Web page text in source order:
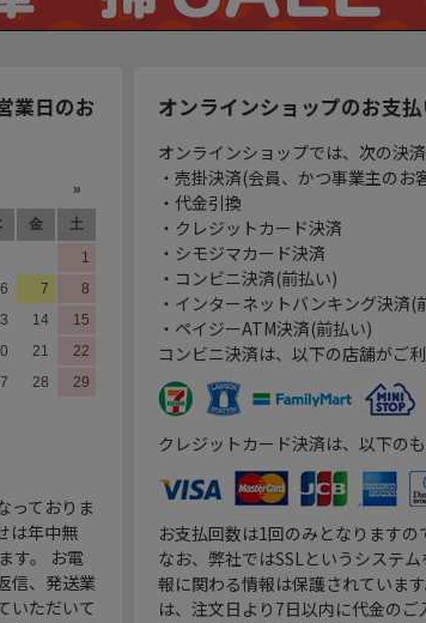
業日のお
っておりま
は年中無
す。 お電
信、発送業
いただいて
オンラインショップのお支
オンラインショップでは、次の決
・売掛決済(会員、かつ事業主のお
・代金引換
・クレジットカード決済
・シモジマカード決済
・コンビニ決済(前払い)
・インターネットバンキング決済(
・ペイジーATM決済(前払い)
コンビニ決済は、以下の店舗がご利
クレジットカード決済は、以下の
お支払回数は1回のみとなりますの
なお、弊社ではSSLというシステ
報に関わる情報は保護されていま
は、注文日より7日以内に代金の